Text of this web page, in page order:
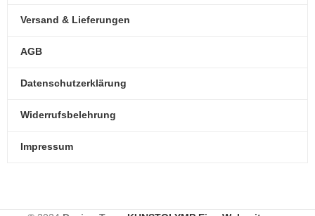
Versand & Lieferungen
AGB
Datenschutzerklärung
Widerrufsbelehrung
Impressum